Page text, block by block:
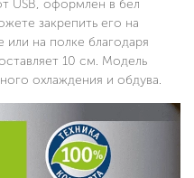
USB, оформлен в бел
закрепить его на
на полке благодаря
10 см. Модель
охлаждения и обдува.